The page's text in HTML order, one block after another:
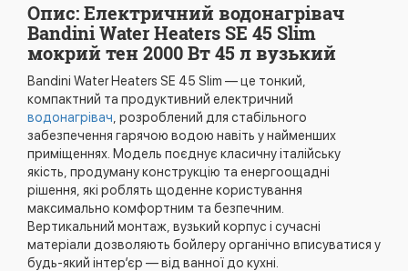
Опис: Електричний водонагрівач
Bandini Water Heaters SE 45 Slim
мокрий тен 2000 Вт 45 л вузький
Bandini Water Heaters SE 45 Slim — це тонкий,
компактний та продуктивний електричний
водонагрівач , розроблений для стабільного
забезпечення гарячою водою навіть у найменших
приміщеннях. Модель поєднує класичну італійську
якість, продуману конструкцію та енергоощадні
рішення, які роблять щоденне користування
максимально комфортним та безпечним.
Вертикальний монтаж, вузький корпус і сучасні
матеріали дозволяють бойлеру органічно вписуватися у
будь-який інтер’єр — від ванної до кухні.